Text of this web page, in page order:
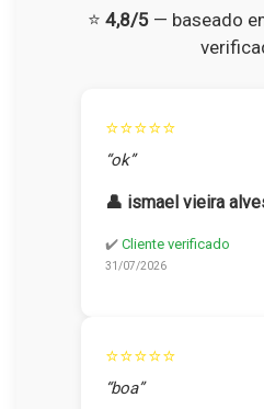
⭐ 4,8/5 — baseado
⭐⭐⭐⭐⭐
“ok”
👤 ismael vieira
✔️ Cliente verificado
31/07/2026
⭐⭐⭐⭐⭐
“boa”